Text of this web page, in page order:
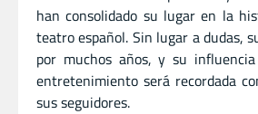
han consolidado su lugar en la
teatro español. Sin lugar a dudas,
por muchos años, y su
entretenimiento será recordada
sus seguidores.